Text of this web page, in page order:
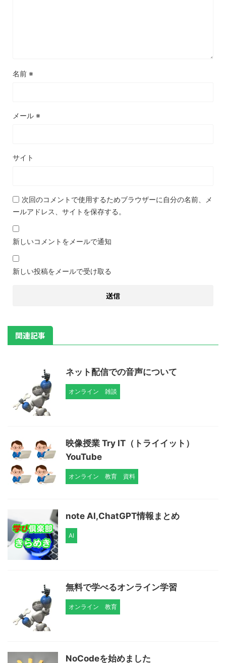
名前 ※
メール ※
サイト
次回のコメントで使用するためブラウザーに自分の名前、メ
ールアドレス、サイトを保存する。
新しいコメントをメールで通知
新しい投稿をメールで受け取る
関連記事
ネット配信での音声について
オンライン 雑談
映像授業 Try IT（トライイット）
YouTube
オンライン 教育 資料
note AI,ChatGPT情報まとめ
AI
無料で学べるオンライン学習
オンライン 教育
NoCodeを始めました